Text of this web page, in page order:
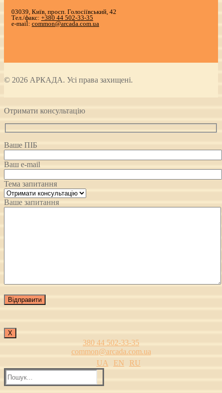
03039, Київ, просп. Голосіївський, 42
Тел./факс: +380 44 502-33-35
e-mail: common@arcada.com.ua
© 2026 АРКАДА. Усі права захищені.
Отримати консультацію
Ваше ПІБ
Ваш e-mail
Тема запитання
Ваше запитання
Х
380 44 502-33-35
common@arcada.com.ua
UA
EN
RU
Пошук: